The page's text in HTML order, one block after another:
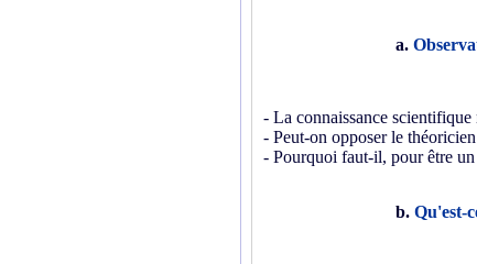
a.
- La connaissance
- Peut-on opposer le
- Pourquoi faut-il, pour être
b. Qu'est-